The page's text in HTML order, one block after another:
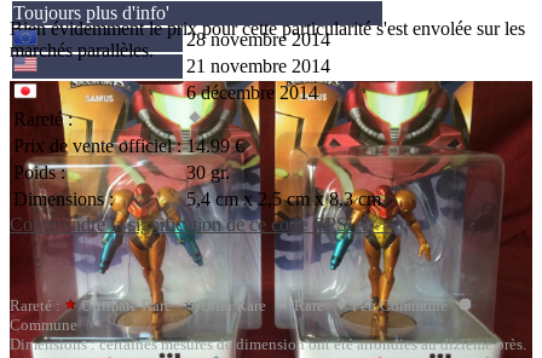
Bien évidemment le prix pour cette particularité s'est envolée sur les
marchés parallèles.
Toujours plus d'info'
28 novembre 2014
21 novembre 2014
6 décembre 2014
Rareté :
Prix de vente officiel : 14.99 €
Poids :
30 gr.
Dimensions :
5,4 cm x 2,5 cm x 8,3 cm
Comprendre la signification de ce code CPSIA >>
Rareté : Ultimate Rare Ultra Rare Rare
Peu Commune
Commune
Dimensions : certaines mesures de dimension ont été arrondies au dizième près.